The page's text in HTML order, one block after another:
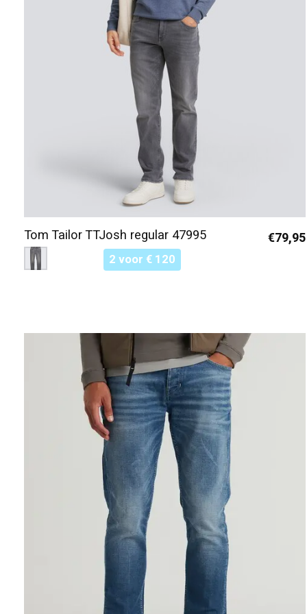
2 voor € 120
Tom Tailor TTJosh regular 47995
Color: — Grijs 10210
Grijs 10210
€79,95